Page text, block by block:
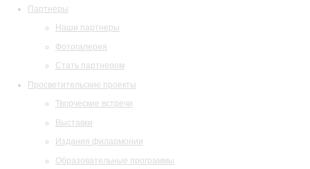
Партнеры
Наши партнеры
Фотогалерея
Стать партнером
Просветительские проекты
Творческие встречи
Выставки
Издания филармонии
Образовательные программы